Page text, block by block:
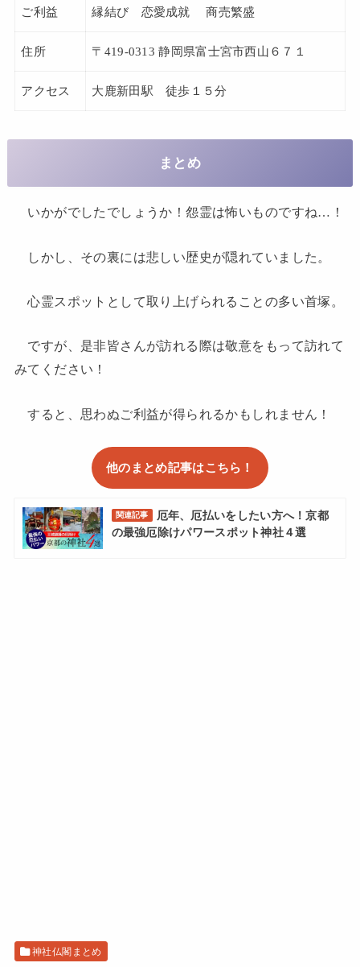
ご利益 縁結び 恋愛成就 商売繁盛
住所 〒419-0313 静岡県富士宮市西山６７１
アクセス 大鹿新田駅 徒歩１５分
まとめ
いかがでしたでしょうか！怨霊は怖いものですね…！
しかし、その裏には悲しい歴史が隠れていました。
心霊スポットとして取り上げられることの多い首塚。
ですが、是非皆さんが訪れる際は敬意をもって訪れて
みてください！
すると、思わぬご利益が得られるかもしれません！
他のまとめ記事はこちら！
関連記事
厄年、厄払いをしたい方へ！京都
の最強厄除けパワースポット神社４選
神社仏閣まとめ